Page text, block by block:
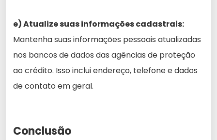
e) Atualize suas informações cadastrais:
Mantenha suas informações pessoais atualizadas
nos bancos de dados das agências de proteção
ao crédito. Isso inclui endereço, telefone e dados
de contato em geral.
Conclusão